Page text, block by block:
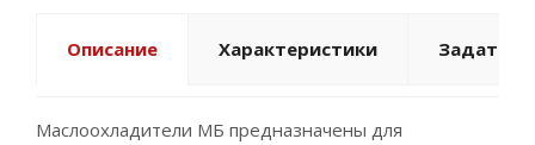
Описание Характеристики Задать
Маслоохладители МБ предназначены для